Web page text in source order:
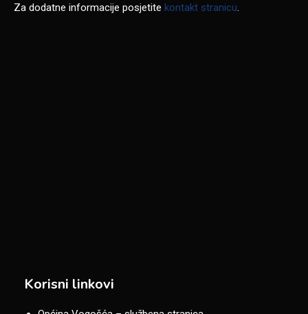
Za dodatne informacije posjetite kontakt stranicu.
Korisni linkovi